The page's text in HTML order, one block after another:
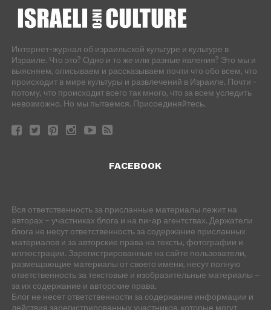
Интернет-журнал об израильской культуре и культуре в
Израиле. Что это? Одно и то же или разные явления? Это мы и
выясняем, описываем и рассказываем почти что обо всем, что
происходит в мире культуры и развлечений в Израиле. Почти -
потому, что происходит всего так много, что за всем уследить
невозможно. Но мы пытаемся. Присоединяйтесь.
FACEBOOK
Вся ответственность за присланные материалы лежит на
авторах – участниках блога и на пи-ар агентствах. Держатели
блога не несут ответственность за содержание присланных
материалов и за авторские права на тексты, фотографии и
иллюстрации. Зарегистрированные на сайте пользователи,
размещающие материалы от своего имени, несут полную
ответственность за текстовые и изобразительные материалы –
за их содержание и авторские права.
Блог не несет ответственности за содержание информации и
действия зарегистрированных участников, которые могут